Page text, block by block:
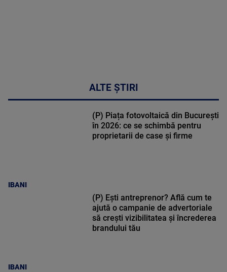
ALTE ȘTIRI
IBANI
(P) Piața fotovoltaică din București
în 2026: ce se schimbă pentru
proprietarii de case și firme
IBANI
(P) Ești antreprenor? Află cum te
ajută o campanie de advertoriale
să crești vizibilitatea și încrederea
brandului tău